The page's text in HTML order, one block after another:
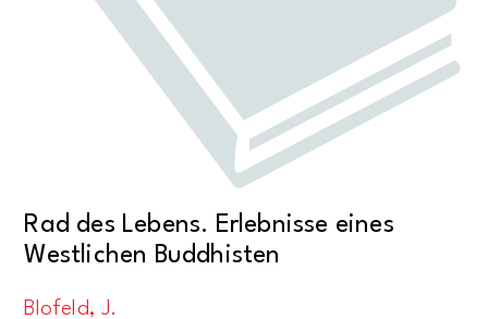
Rad des Lebens. Erlebnisse eines
Westlichen Buddhisten
Blofeld, J.